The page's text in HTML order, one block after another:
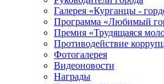
Галерея «Курганцы -
Программа «Любимый
Премия «Трудящаяся
Противодействие
Фотогалерея
Видеоновости
Награды